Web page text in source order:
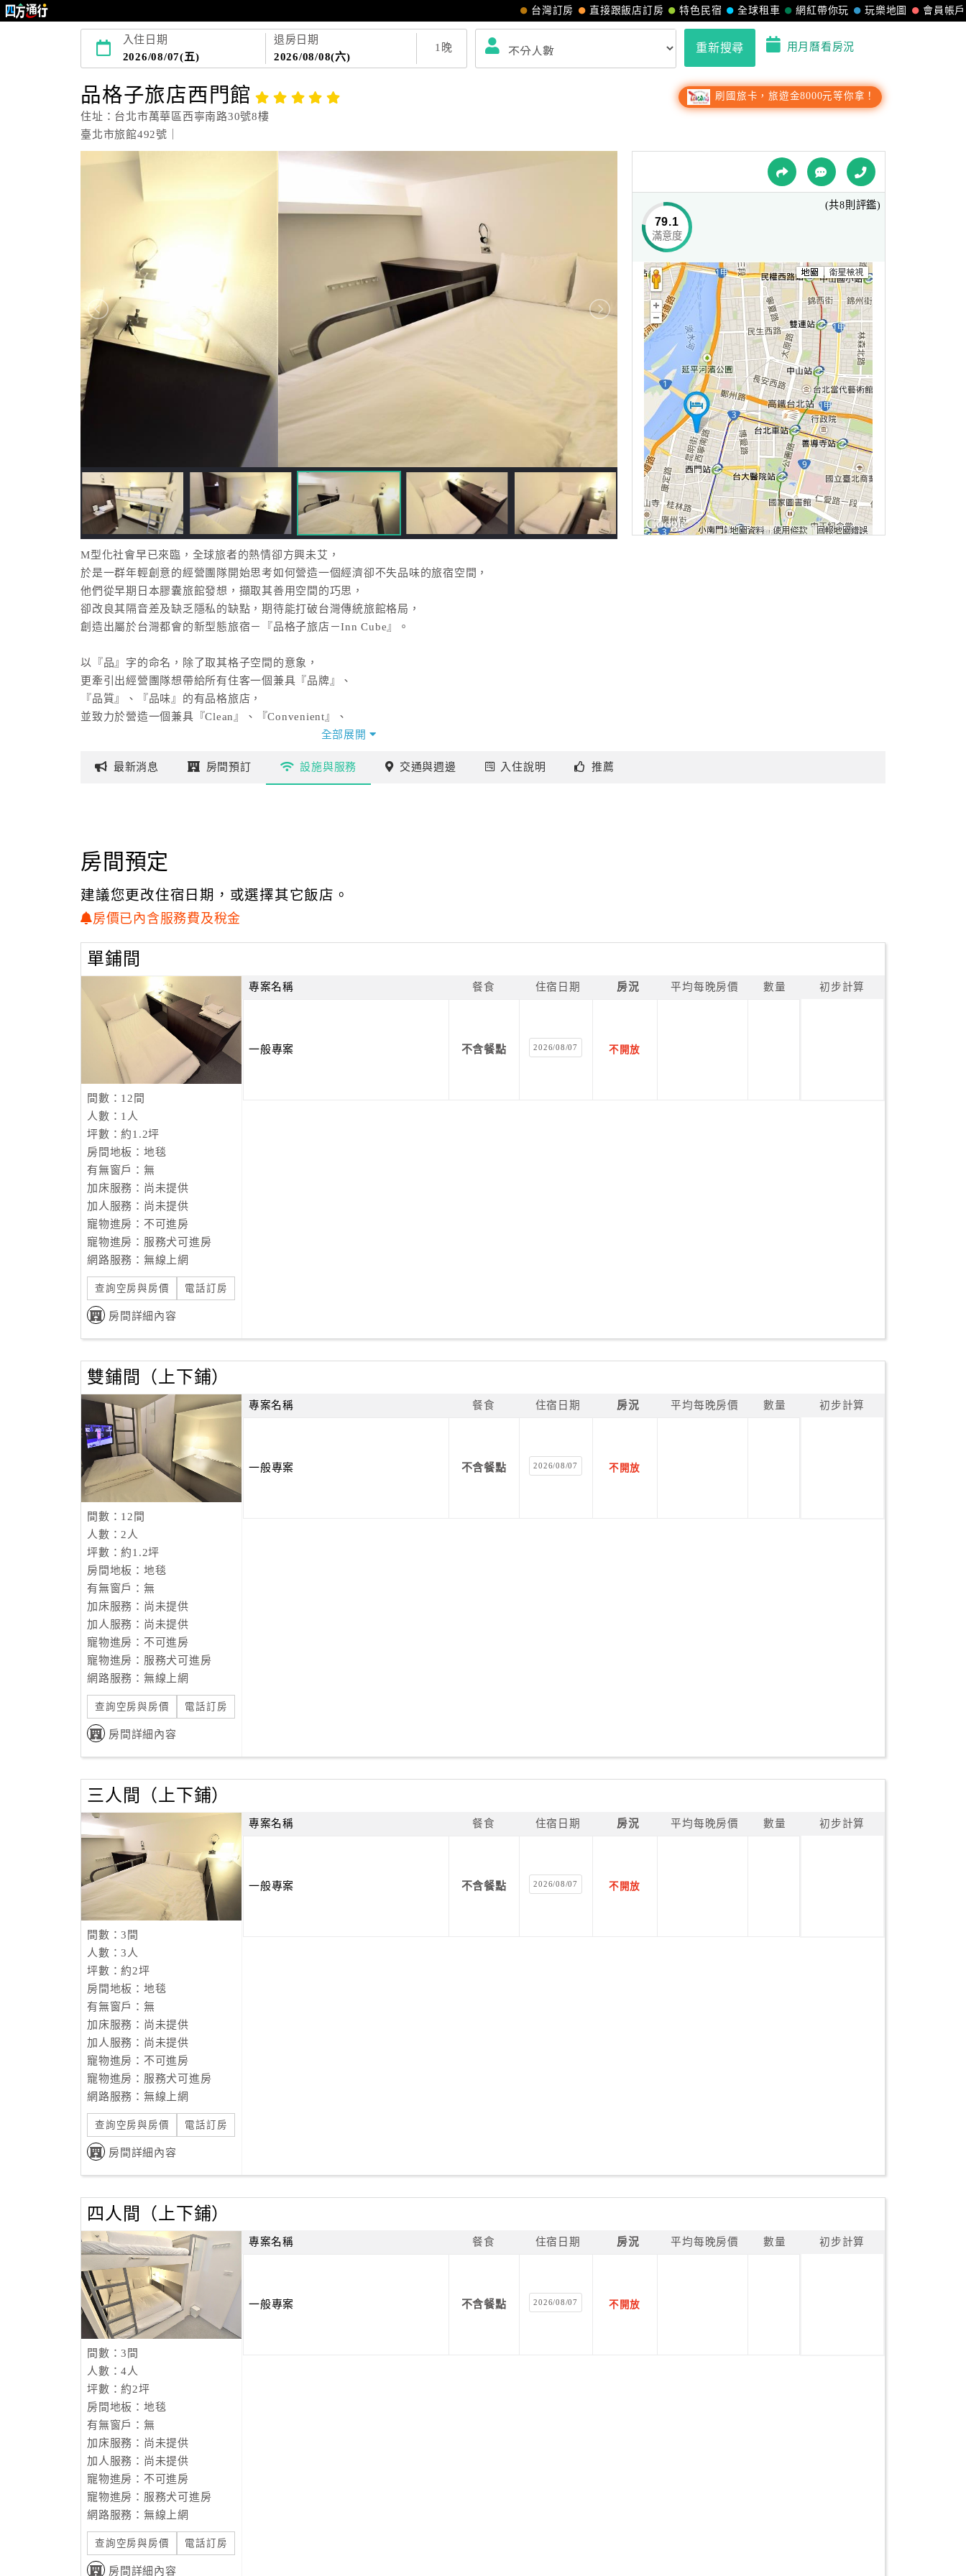
會員帳戶
玩樂地圖
網紅帶你玩
全球租車
特色民宿
直接跟飯店訂房
台灣訂房
入住日期
2026/08/07(五)
退房日期
2026/08/08(六)
1 晚 重新搜尋 用月曆看房況
品格子旅店西門館
住址：台北市萬華區西寧南路30號8樓
臺北市旅館492號｜
刷國旅卡，旅遊金8000元等你拿！
M型化社會早已來臨，全球旅者的熱情卻方興未艾，
於是一群年輕創意的經營團隊開始思考如何營造一個經濟卻不失品味的旅宿空間，
他們從早期日本膠囊旅館發想，擷取其善用空間的巧思，
卻改良其隔音差及缺乏隱私的缺點，期待能打破台灣傳統旅館格局，
創造出屬於台灣都會的新型態旅宿－『品格子旅店－Inn Cube』。
以『品』字的命名，除了取其格子空間的意象，
更牽引出經營團隊想帶給所有住客一個兼具『品牌』、
『品質』、『品味』的有品格旅店，
並致力於營造一個兼具『Clean』、『Convenient』、
『Cost-worthy』、『Comfortable』的旅宿環境。全部展開
79.1
滿意度
(共8則評鑑)
最新消息 房間預訂 設施與服務 交通與週邊 入住說明 推薦
房間預定
建議您更改住宿日期，或選擇其它飯店。
房價已內含服務費及稅金
單鋪間
間數：12間
人數：1人
坪數：約1.2坪
房間地板：地毯
有無窗戶：無
加床服務：尚未提供
加人服務：尚未提供
寵物進房：不可進房
寵物進房：服務犬可進房
網路服務：無線上網
查詢空房與房價 電話訂房
房間詳細內容
專案名稱 餐食 住宿日期 房況 平均每晚房價 數量 初步計算
一般專案 不含餐點 2026/08/07 不開放
雙鋪間（上下鋪）
間數：12間
人數：2人
坪數：約1.2坪
房間地板：地毯
有無窗戶：無
加床服務：尚未提供
加人服務：尚未提供
寵物進房：不可進房
寵物進房：服務犬可進房
網路服務：無線上網
查詢空房與房價 電話訂房
房間詳細內容
專案名稱 餐食 住宿日期 房況 平均每晚房價 數量 初步計算
一般專案 不含餐點 2026/08/07 不開放
三人間（上下鋪）
間數：3間
人數：3人
坪數：約2坪
房間地板：地毯
有無窗戶：無
加床服務：尚未提供
加人服務：尚未提供
寵物進房：不可進房
寵物進房：服務犬可進房
網路服務：無線上網
查詢空房與房價 電話訂房
房間詳細內容
專案名稱 餐食 住宿日期 房況 平均每晚房價 數量 初步計算
一般專案 不含餐點 2026/08/07 不開放
四人間（上下鋪）
間數：3間
人數：4人
坪數：約2坪
房間地板：地毯
有無窗戶：無
加床服務：尚未提供
加人服務：尚未提供
寵物進房：不可進房
寵物進房：服務犬可進房
網路服務：無線上網
查詢空房與房價 電話訂房
房間詳細內容
專案名稱 餐食 住宿日期 房況 平均每晚房價 數量 初步計算
一般專案 不含餐點 2026/08/07 不開放